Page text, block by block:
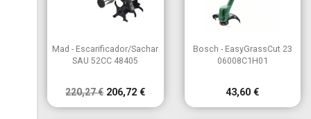
Vista rápida
Mad - Escarificador/Sachar
SAU 52CC 48405
220,27 € 206,72 €
Vista rápida
Bosch - EasyGrassCut 23
06008C1H01
43,60 €